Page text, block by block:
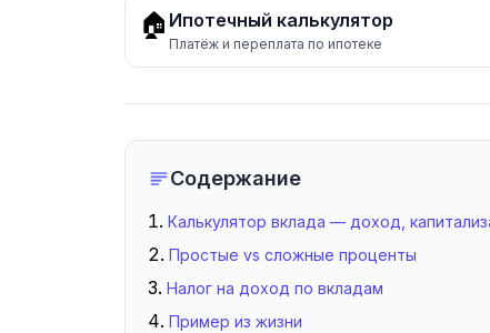
🏠 Ипотечный калькулятор
Платёж и переплата по ипотеке
Содержание
Калькулятор вклада — доход,
Простые vs сложные проценты
Налог на доход по вкладам
Пример из жизни